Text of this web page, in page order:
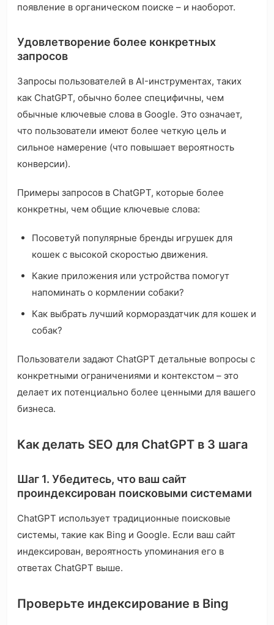
появление в органическом поиске – и наоборот.
Удовлетворение более конкретных
запросов
Запросы пользователей в AI-инструментах, таких
как ChatGPT, обычно более специфичны, чем
обычные ключевые слова в Google. Это означает,
что пользователи имеют более четкую цель и
сильное намерение (что повышает вероятность
конверсии).
Примеры запросов в ChatGPT, которые более
конкретны, чем общие ключевые слова:
Посоветуй популярные бренды игрушек для
кошек с высокой скоростью движения.
Какие приложения или устройства помогут
напоминать о кормлении собаки?
Как выбрать лучший кормораздатчик для кошек и
собак?
Пользователи задают ChatGPT детальные вопросы с
конкретными ограничениями и контекстом – это
делает их потенциально более ценными для вашего
бизнеса.
Как делать SEO для ChatGPT в 3 шага
Шаг 1. Убедитесь, что ваш сайт
проиндексирован поисковыми системами
ChatGPT использует традиционные поисковые
системы, такие как Bing и Google. Если ваш сайт
индексирован, вероятность упоминания его в
ответах ChatGPT выше.
Проверьте индексирование в Bing